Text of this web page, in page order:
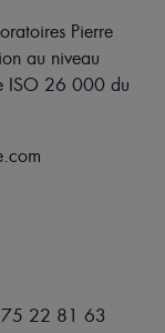
Pierre
au niveau
ISO 26 000 du
22 81 63